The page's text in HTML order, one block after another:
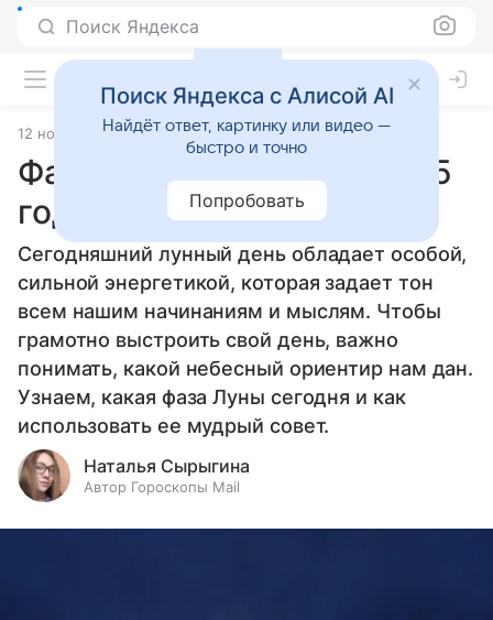
Поиск Яндекса
12 ноября 2025 Источник: Гороскопы Mail Статьи
Фаза Луны 12 ноября 2025
года
Сегодняшний лунный день обладает особой,
сильной энергетикой, которая задает тон
всем нашим начинаниям и мыслям. Чтобы
грамотно выстроить свой день, важно
понимать, какой небесный ориентир нам дан.
Узнаем, какая фаза Луны сегодня и как
использовать ее мудрый совет.
Наталья Сырыгина
Автор Гороскопы Mail
Поиск Яндекса с Алисой AI
Найдёт ответ, картинку или видео —
быстро и точно
Попробовать